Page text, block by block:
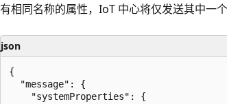
有相同名称的属性，IoT 中心将仅发送其中一个
json
{
  "message": {
    "systemProperties": {